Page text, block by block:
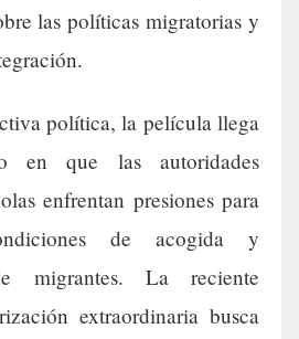
las políticas migratorias y
política, la película llega
en que las autoridades
enfrentan presiones para
de acogida y
migrantes. La reciente
extraordinaria busca